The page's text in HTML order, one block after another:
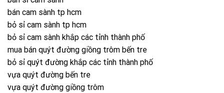
bán cam sành tp hcm
bỏ sỉ cam sành tp hcm
bỏ sỉ cam sành khắp các tỉnh thành phố
mua bán quýt đường giồng trôm bến tre
bỏ sỉ quýt đường khắp các tỉnh thành phố
vựa quýt đường bến tre
vựa quýt đường giồng trôm